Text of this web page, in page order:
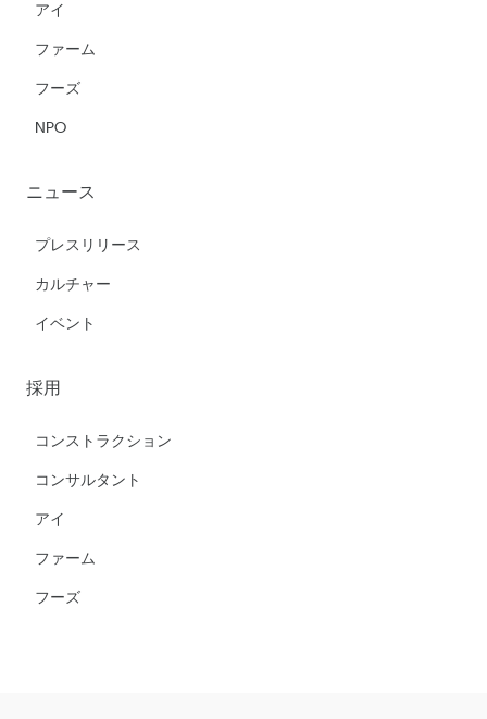
アイ
ファーム
フーズ
NPO
ニュース
プレスリリース
カルチャー
イベント
採用
コンストラクション
コンサルタント
アイ
ファーム
フーズ